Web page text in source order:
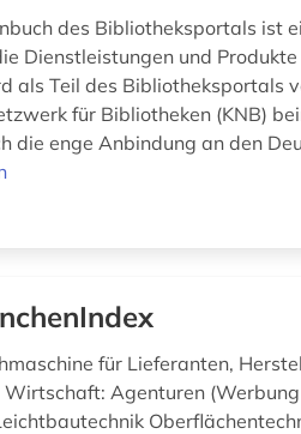
des Bibliotheksportals ist
Dienstleistungen und
als Teil des Bibliotheksportals
für Bibliotheken (KNB)
die enge Anbindung an den
für Lieferanten,
Wirtschaft: Agenturen